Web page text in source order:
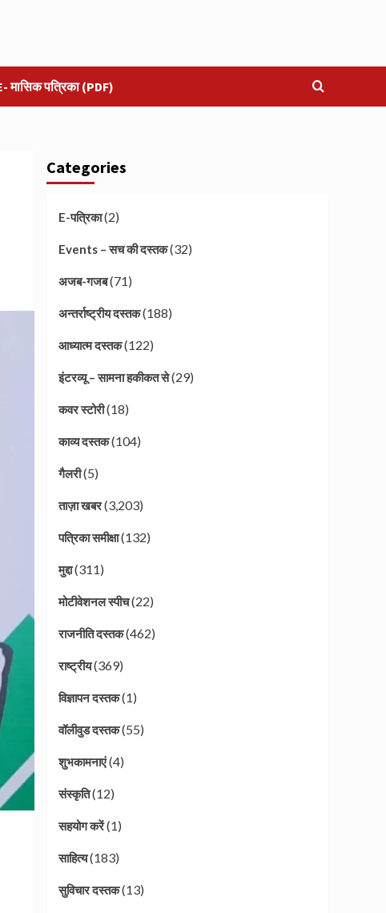
मासिक पत्रिका (PDF)
Categories
E-पत्रिका(2)
Events – सच की दस्तक(32)
अजब-गजब(71)
अन्तर्राष्ट्रीय दस्तक(188)
आध्यात्म दस्तक(122)
इंटरव्यू – सामना हकीकत से(29)
कवर स्टोरी(18)
काव्य दस्तक(104)
गैलरी(5)
ताज़ा खबर(3,203)
पत्रिका समीक्षा(132)
मुद्दा(311)
मोटीवेशनल स्पीच(22)
राजनीति दस्तक(462)
राष्ट्रीय(369)
विज्ञापन दस्तक(1)
वॉलीवुड दस्तक(55)
शुभकामनाएं(4)
संस्कृति(12)
सहयोग करें(1)
साहित्य(183)
सुविचार दस्तक(13)